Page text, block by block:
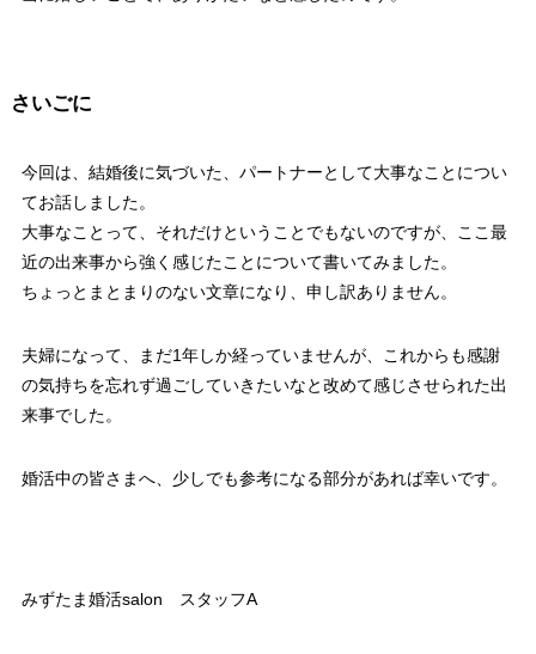
さいごに
今回は、結婚後に気づいた、パートナーとして大事なことについ
てお話しました。
大事なことって、それだけということでもないのですが、ここ最
近の出来事から強く感じたことについて書いてみました。
ちょっとまとまりのない文章になり、申し訳ありません。
夫婦になって、まだ1年しか経っていませんが、これからも感謝
の気持ちを忘れず過ごしていきたいなと改めて感じさせられた出
来事でした。
婚活中の皆さまへ、少しでも参考になる部分があれば幸いです。
みずたま婚活salon スタッフA